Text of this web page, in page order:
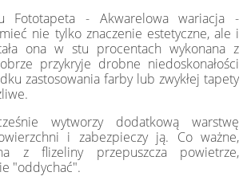
Fototapeta - Akwarelowa wariacja -
nie tylko znaczenie estetyczne, ale i
ona w stu procentach wykonana z
przykryje drobne niedoskonałości
zastosowania farby lub zwykłej tapety
wytworzy dodatkową warstwę
i zabezpieczy ją. Co ważne,
z flizeliny przepuszcza powietrze,
"oddychać".